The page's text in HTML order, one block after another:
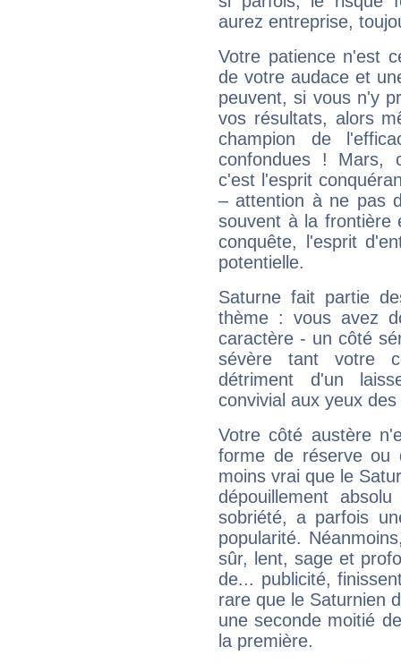
aurez entreprise,
Votre patience n'est
de votre audace et
peuvent, si vous n'y
vos résultats, alors
champion de
confondues ! Mars,
c'est l'esprit
– attention à ne pas
souvent à la frontière
conquête, l'esprit
potentielle.
Saturne fait partie
thème : vous avez
caractère - un côté
sévère tant votre
détriment d'un
convivial aux yeux
Votre côté austère
forme de réserve
moins vrai que le
dépouillement
sobriété, a parfois
popularité.
sûr, lent, sage et
de... publicité,
rare que le Saturnien
une seconde moitié
la première.